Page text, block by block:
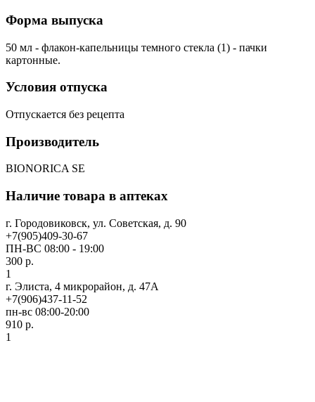
Форма выпуска
50 мл - флакон-капельницы темного стекла (1) - пачки
картонные.
Условия отпуска
Отпускается без рецепта
Производитель
BIONORICA SE
Наличие товара в аптеках
г. Городовиковск, ул. Советская, д. 90
+7(905)409-30-67
ПН-ВС 08:00 - 19:00
300 р.
1
г. Элиста, 4 микрорайон, д. 47А
+7(906)437-11-52
пн-вс 08:00-20:00
910 р.
1